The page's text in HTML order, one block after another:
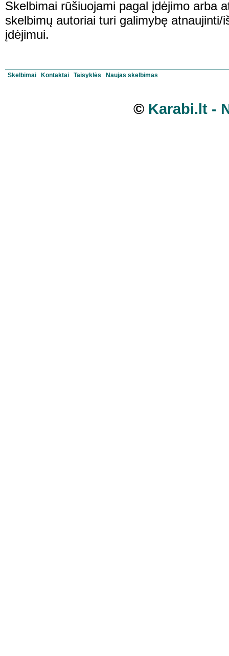
Skelbimai rūšiuojami pagal įdėjimo arba
skelbimų autoriai turi galimybę
įdėjimui.
Skelbimai Kontaktai Taisyklės Naujas skelbimas
© Karabi.lt -